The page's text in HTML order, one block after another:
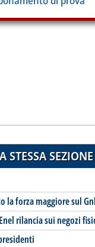
STESSA SEZIONE
la forza maggiore sul
rilancia sui negozi